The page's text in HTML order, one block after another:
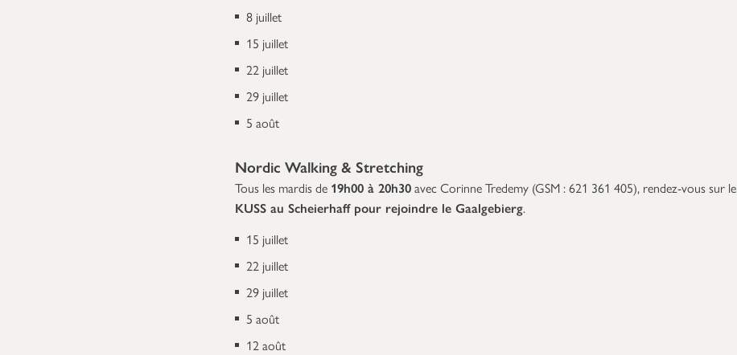
8 juillet
15 juillet
22 juillet
29 juillet
5 août
Nordic Walking & Stretching
Tous les mardis de 19h00 à 20h30avec Corinne Tredemy (GSM : 621 361 405), rendez-vous sur le
KUSS au Scheierhaff pour rejoindre le Gaalgebierg.
15 juillet
22 juillet
29 juillet
5 août
12 août